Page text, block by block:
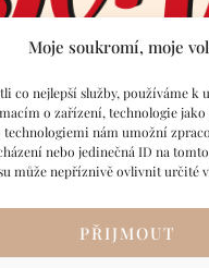
Moje soukromí, moje
co nejlepší služby, používáme k
o zařízení, technologie jako
technologiemi nám umožní
nebo jedinečná ID na tomto
může nepříznivě ovlivnit určité
PŘIJMOUT